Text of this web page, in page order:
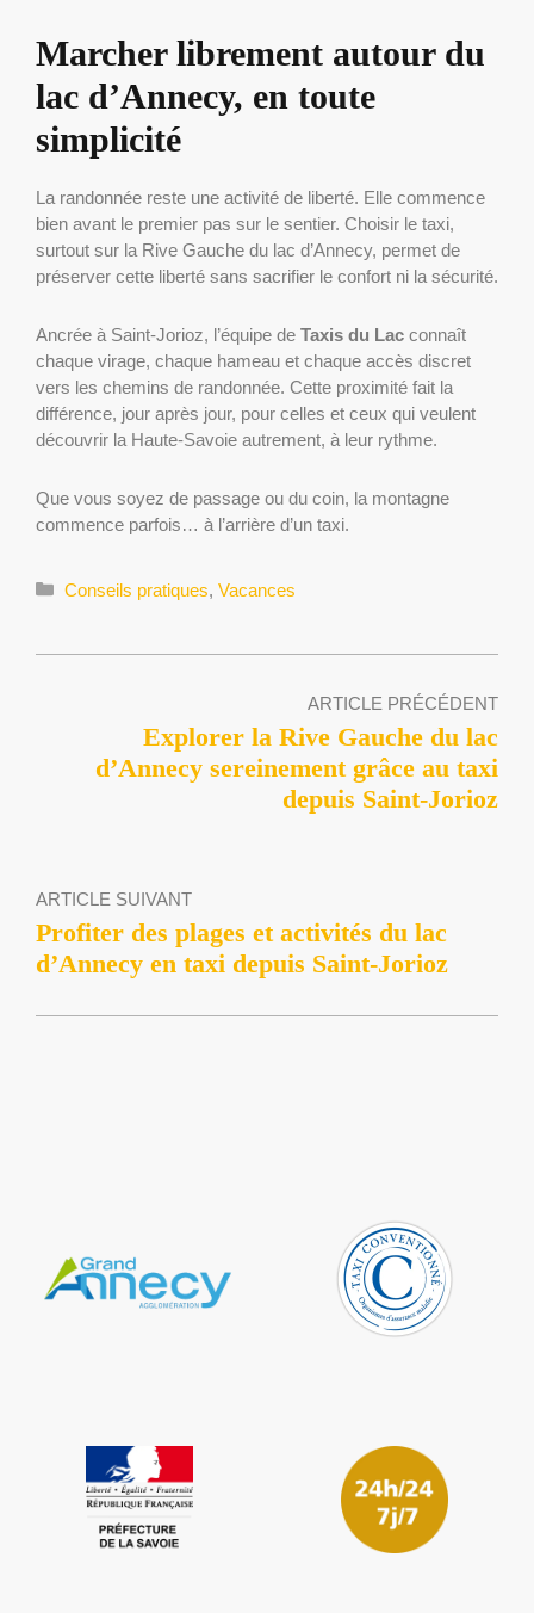
Marcher librement autour du
lac d’Annecy, en toute
simplicité
La randonnée reste une activité de liberté. Elle commence
bien avant le premier pas sur le sentier. Choisir le taxi,
surtout sur la Rive Gauche du lac d’Annecy, permet de
préserver cette liberté sans sacrifier le confort ni la sécurité.
Ancrée à Saint-Jorioz, l’équipe de Taxis du Lac connaît
chaque virage, chaque hameau et chaque accès discret
vers les chemins de randonnée. Cette proximité fait la
différence, jour après jour, pour celles et ceux qui veulent
découvrir la Haute-Savoie autrement, à leur rythme.
Que vous soyez de passage ou du coin, la montagne
commence parfois… à l’arrière d’un taxi.
Catégories
Conseils pratiques, Vacances
ARTICLE PRÉCÉDENT
Explorer la Rive Gauche du lac
d’Annecy sereinement grâce au taxi
depuis Saint-Jorioz
ARTICLE SUIVANT
Profiter des plages et activités du lac
d’Annecy en taxi depuis Saint-Jorioz